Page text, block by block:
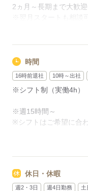
【交通費備考】
2ヵ月～長期まで大歓
※試用期間（初回2ヵ
時間
16時前退社 10時～出社
※シフト制（実働4h）
※週15時間～
※シフトはご希望に合
09：00～18：00
【遅番】
休日・休暇
週2・3日 週4日勤務 土